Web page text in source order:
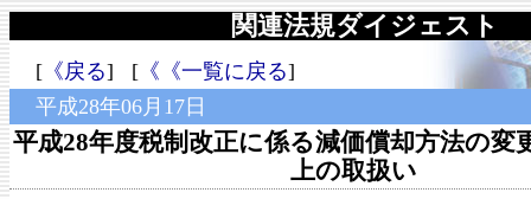
関連法規ダイジェスト
[《戻る] [《《一覧に戻る]
平成28年06月17日
平成28年度税制改正に係る減価償却方法の変
上の取扱い